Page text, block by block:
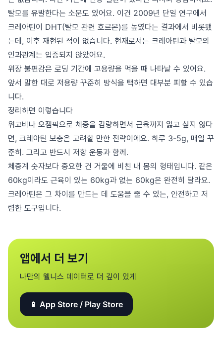
탈모를 유발한다는 소문도 있어요. 이건 2009년 단일 연구에서
크레아틴이 DHT(탈모 관련 호르몬)를 높였다는 결과에서 비롯됐
는데, 이후 재현된 적이 없습니다. 현재로서는 크레아틴과 탈모의
인과관계는 입증되지 않았어요.
위장 불편감은 로딩 기간에 고용량을 먹을 때 나타날 수 있어요.
앞서 말한 대로 저용량 꾸준히 방식을 택하면 대부분 피할 수 있습
니다.
정리하면 이렇습니다
위고비나 오젬픽으로 체중을 감량하면서 근육까지 잃고 싶지 않다
면, 크레아틴 보충은 고려할 만한 전략이에요. 하루 3-5g, 매일 꾸
준히. 그리고 반드시 저항 운동과 함께.
체중계 숫자보다 중요한 건 거울에 비친 내 몸의 형태입니다. 같은
60kg이라도 근육이 있는 60kg과 없는 60kg은 완전히 달라요.
크레아틴은 그 차이를 만드는 데 도움을 줄 수 있는, 안전하고 저
렴한 도구입니다.
앱에서 더 보기
나만의 웰니스 데이터로 더 깊이 있게
📱 App Store / Play Store